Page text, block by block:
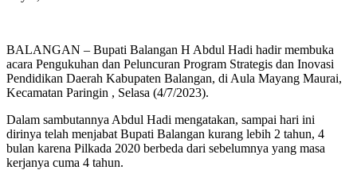
BALANGAN – Bupati Balangan H Abdul Hadi hadir membuka
acara Pengukuhan dan Peluncuran Program Strategis dan Inovasi
Pendidikan Daerah Kabupaten Balangan, di Aula Mayang Maurai,
Kecamatan Paringin , Selasa (4/7/2023).
Dalam sambutannya Abdul Hadi mengatakan, sampai hari ini
dirinya telah menjabat Bupati Balangan kurang lebih 2 tahun, 4
bulan karena Pilkada 2020 berbeda dari sebelumnya yang masa
kerjanya cuma 4 tahun.